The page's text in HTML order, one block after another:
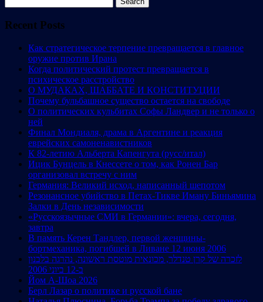
for:
Recent Posts
Как стратегическое терпение превращается в главное
оружие против Ирана
Когда политический протест превращается в
психическое расстройство
О МУДАКАХ, ШАББАТЕ И КОНСТИТУЦИИ
Почему бульбашное существо остается на свободе
О политических кульбитах Софы Ландвер и не только о
ней
Финал Мондиаля, драма в Аргентине и реакция
еврейских самоненавистников
К 82-летию Альберта Капенгута (русс/итал)
Ицик Бунцель в Кнессете о том, как Ронен Бар
организовал встречу с ним
Германия: Великий исход, написанный шепотом
Резонансное убийство в Петах-Тикве Иману Биньямина
Залки в День независимости
«Русскоязычные СМИ в Германии»: вчера, сегодня,
завтра
В память Керен Тандлер, первой женщины-
бортмеханика, погибшей в Ливане 12 июня 2006
לזכרה של קרן טנדלר, מכונאית מוטסת ראשונה, נהרגה בלבנון
ב-12 ביוני 2006
Йом А-Шоа 2026
Берл Лазар о политике и русской бане